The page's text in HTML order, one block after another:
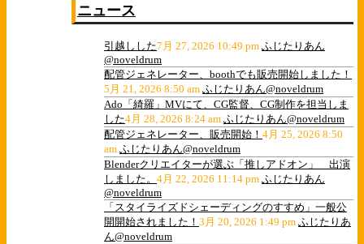
ニュース
引越しした7月 27, 2026 10:49 pm ふじたりあん
@noveldrum
配管ジェネレーター、boothでも販売開始しました！
5月 21, 2026 8:50 am ふじたりあん@noveldrum
Ado「綺羅」MVにて、CG監督、CG制作を担当しま
した4月 28, 2026 8:24 am ふじたりあん@noveldrum
配管ジェネレーター、販売開始！ 4月 25, 2026 8:50
am ふじたりあん@noveldrum
Blenderクリエイターが選ぶ「推しアドオン」 出演
しました。 4月 22, 2026 11:14 pm ふじたりあん
@noveldrum
「スタイライズドシェーディングのすすめ」一般公
開開始されました！ 3月 20, 2026 1:49 pm ふじたりあ
ん@noveldrum